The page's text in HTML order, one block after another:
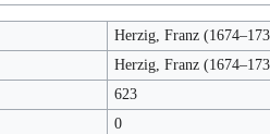
Herzig, Franz
Herzig, Franz
623
0